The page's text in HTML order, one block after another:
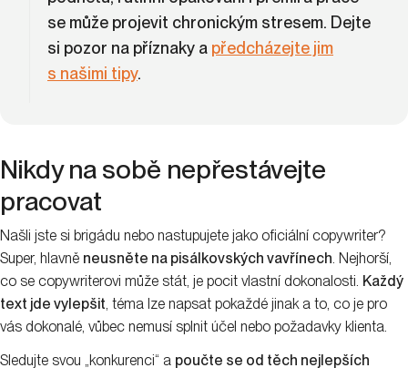
se může projevit chronickým stresem. Dejte
si pozor na příznaky a předcházejte jim
s našimi tipy.
Nikdy na sobě nepřestávejte
pracovat
Našli jste si brigádu nebo nastupujete jako oficiální copywriter?
Super, hlavně neusněte na pisálkovských vavřínech . Nejhorší,
co se copywriterovi může stát, je pocit vlastní dokonalosti. Každý
text jde vylepšit , téma lze napsat pokaždé jinak a to, co je pro
vás dokonalé, vůbec nemusí splnit účel nebo požadavky klienta.
Sledujte svou „konkurenci“ a poučte se od těch nejlepších